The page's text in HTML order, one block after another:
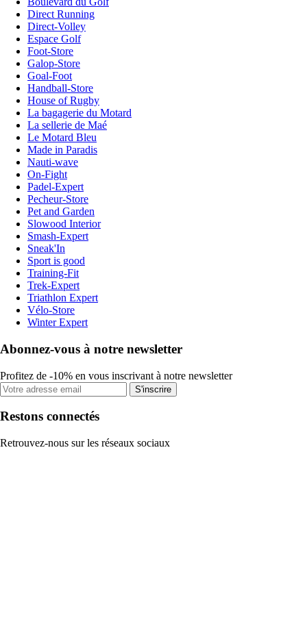
Direct Running
Direct-Volley
Espace Golf
Foot-Store
Galop-Store
Goal-Foot
Handball-Store
House of Rugby
La bagagerie du Motard
La sellerie de Maé
Le Motard Bleu
Made in Paradis
Nauti-wave
On-Fight
Padel-Expert
Pecheur-Store
Pet and Garden
Slowood Interior
Smash-Expert
Sneak'In
Sport is good
Training-Fit
Trek-Expert
Triathlon Expert
Vélo-Store
Winter Expert
Abonnez-vous à notre newsletter
Profitez de -10% en vous inscrivant à notre newsletter
S'inscrire
Restons connectés
Retrouvez-nous sur les réseaux sociaux